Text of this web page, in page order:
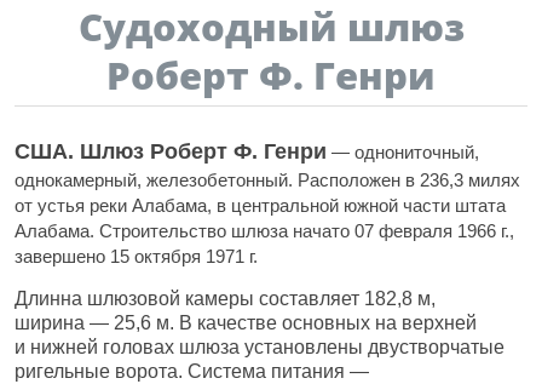
Судоходный шлюз
Роберт Ф. Генри
США. Шлюз Роберт Ф. Генри — однониточный,
однокамерный, железобетонный. Расположен в 236,3 милях
от устья реки Алабама, в центральной южной части штата
Алабама. Строительство шлюза начато 07 февраля 1966 г.,
завершено 15 октября 1971 г.
Длинна шлюзовой камеры составляет 182,8 м,
ширина — 25,6 м. В качестве основных на верхней
и нижней головах шлюза установлены двустворчатые
ригельные ворота. Система питания —